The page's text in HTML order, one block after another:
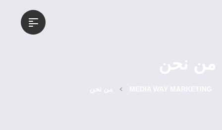
من نحن
MEDIA WAY MARKETING
> من نحن